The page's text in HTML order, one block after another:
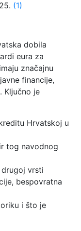
(1)
dobila
eura za
značajnu
financije,
Ključno je
Hrvatskoj u
tog navodnog
vrsti
bespovratna
i što je